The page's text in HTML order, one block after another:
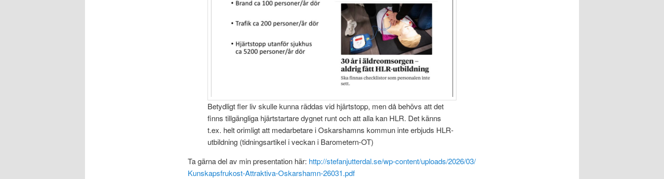
Betydligt fler liv skulle kunna räddas vid hjärtstopp, men då behövs att det
finns tillgängliga hjärtstartare dygnet runt och att alla kan HLR. Det känns
t.ex. helt orimligt att medarbetare i Oskarshamns kommun inte erbjuds HLR-
utbildning (tidningsartikel i veckan i Barometern-OT)
Ta gärna del av min presentation här: http://stefanjutterdal.se/wp-content/uploads/2026/03/
Kunskapsfrukost-Attraktiva-Oskarshamn-26031.pdf